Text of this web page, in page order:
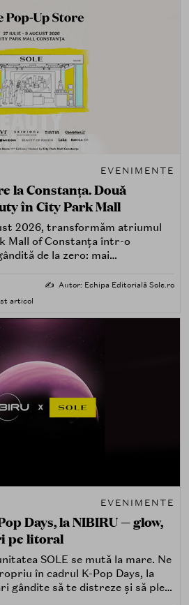
EVENIMENTE
la Constanța. Două
în City Park Mall
2026, transformăm atriumul
Mall of Constanța într-o
de la zero: mai
să descoperi produse — testând,
✍️ Autor: Echipa Editorială Sole.ro
articol
EVENIMENTE
Days, la NIBIRU — glow,
pe litoral
SOLE se mută la mare. Ne
în cadrul K-Pop Days, la
gândite să te distreze și să pleci